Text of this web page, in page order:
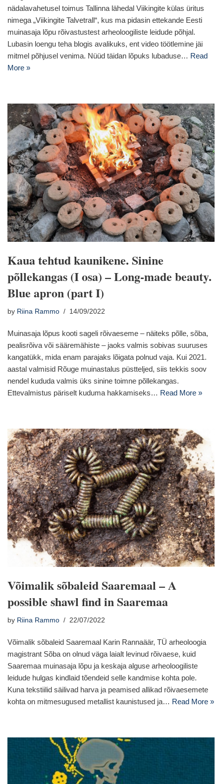
nädalavahetusel toimus Tallinna lähedal Viikingite külas üritus
nimega „Viikingite Talvetrall“, kus ma pidasin ettekande Eesti
muinasaja lõpu rõivastustest arheoloogiliste leidude põhjal.
Lubasin loengu teha blogis avalikuks, ent video töötlemine jäi
mitmel põhjusel venima. Nüüd täidan lõpuks lubaduse… Read
More »
Kaua tehtud kaunikene. Sinine
põllekangas (I osa) – Long-made beauty.
Blue apron (part I)
by Riina Rammo 14/09/2022
Muinasaja lõpus kooti sageli rõivaeseme – näiteks põlle, sõba,
pealisrõiva või sääremähiste – jaoks valmis sobivas suuruses
kangatükk, mida enam parajaks lõigata polnud vaja. Kui 2021.
aastal valmisid Rõuge muinastalus püstteljed, siis tekkis soov
nendel kududa valmis üks sinine toimne põllekangas.
Ettevalmistus päriselt kuduma hakkamiseks… Read More »
Võimalik sõbaleid Saaremaal – A
possible shawl find in Saaremaa
by Riina Rammo 22/07/2022
Võimalik sõbaleid Saaremaal Karin Rannaäär, TÜ arheoloogia
magistrant Sõba on olnud väga laialt levinud rõivaese, kuid
Saaremaa muinasaja lõpu ja keskaja alguse arheoloogiliste
leidude hulgas kindlaid tõendeid selle kandmise kohta pole.
Kuna tekstiilid säilivad harva ja peamised allikad rõivaesemete
kohta on mitmesugused metallist kaunistused ja… Read More »